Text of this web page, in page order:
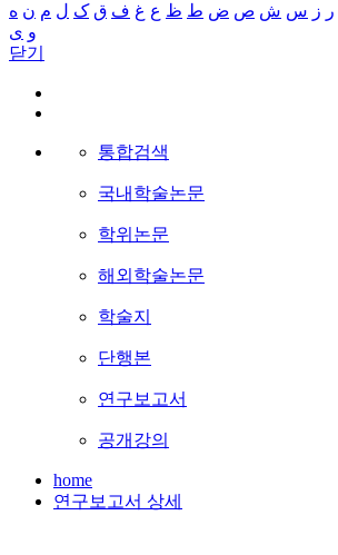
ر ز س ش ص ض ط ظ ع غ ف ق ک ل م ن ه
و ی
닫기
통합검색
국내학술논문
학위논문
해외학술논문
학술지
단행본
연구보고서
공개강의
home
연구보고서 상세